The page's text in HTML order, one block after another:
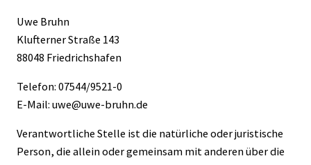
Uwe Bruhn
Klufterner Straße 143
88048 Friedrichshafen
Telefon: 07544/9521-0
E-Mail: uwe@uwe-bruhn.de
Verantwortliche Stelle ist die natürliche oder juristische
Person, die allein oder gemeinsam mit anderen über die